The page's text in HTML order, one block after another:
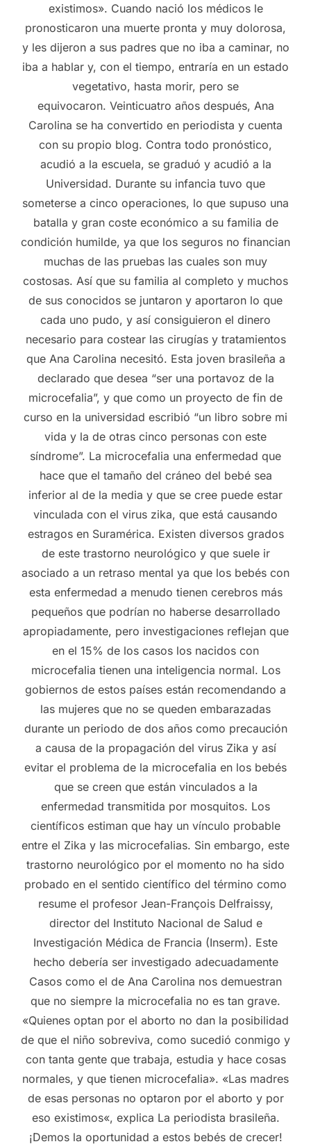
existimos». Cuando nació los médicos le
pronosticaron una muerte pronta y muy dolorosa,
y les dijeron a sus padres que no iba a caminar, no
iba a hablar y, con el tiempo, entraría en un estado
vegetativo, hasta morir, pero se
equivocaron. Veinticuatro años después, Ana
Carolina se ha convertido en periodista y cuenta
con su propio blog. Contra todo pronóstico,
acudió a la escuela, se graduó y acudió a la
Universidad. Durante su infancia tuvo que
someterse a cinco operaciones, lo que supuso una
batalla y gran coste económico a su familia de
condición humilde, ya que los seguros no financian
muchas de las pruebas las cuales son muy
costosas. Así que su familia al completo y muchos
de sus conocidos se juntaron y aportaron lo que
cada uno pudo, y así consiguieron el dinero
necesario para costear las cirugías y tratamientos
que Ana Carolina necesitó. Esta joven brasileña a
declarado que desea “ser una portavoz de la
microcefalia”, y que como un proyecto de fin de
curso en la universidad escribió “un libro sobre mi
vida y la de otras cinco personas con este
síndrome”. La microcefalia una enfermedad que
hace que el tamaño del cráneo del bebé sea
inferior al de la media y que se cree puede estar
vinculada con el virus zika, que está causando
estragos en Suramérica. Existen diversos grados
de este trastorno neurológico y que suele ir
asociado a un retraso mental ya que los bebés con
esta enfermedad a menudo tienen cerebros más
pequeños que podrían no haberse desarrollado
apropiadamente, pero investigaciones reflejan que
en el 15% de los casos los nacidos con
microcefalia tienen una inteligencia normal. Los
gobiernos de estos países están recomendando a
las mujeres que no se queden embarazadas
durante un periodo de dos años como precaución
a causa de la propagación del virus Zika y así
evitar el problema de la microcefalia en los bebés
que se creen que están vinculados a la
enfermedad transmitida por mosquitos. Los
científicos estiman que hay un vínculo probable
entre el Zika y las microcefalias. Sin embargo, este
trastorno neurológico por el momento no ha sido
probado en el sentido científico del término como
resume el profesor Jean-François Delfraissy,
director del Instituto Nacional de Salud e
Investigación Médica de Francia (Inserm). Este
hecho debería ser investigado adecuadamente
Casos como el de Ana Carolina nos demuestran
que no siempre la microcefalia no es tan grave.
«Quienes optan por el aborto no dan la posibilidad
de que el niño sobreviva, como sucedió conmigo y
con tanta gente que trabaja, estudia y hace cosas
normales, y que tienen microcefalia». «Las madres
de esas personas no optaron por el aborto y por
eso existimos«, explica La periodista brasileña.
¡Demos la oportunidad a estos bebés de crecer!